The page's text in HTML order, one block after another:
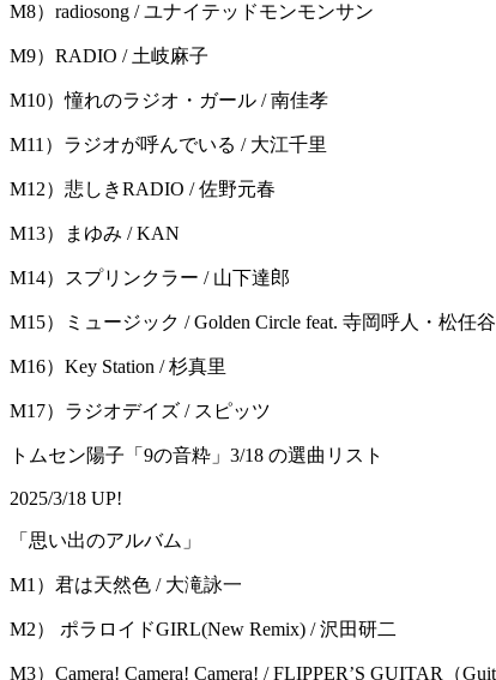
M8）radiosong / ユナイテッドモンモンサン
M9）RADIO / 土岐麻子
M10）憧れのラジオ・ガール / 南佳孝
M11）ラジオが呼んでいる / 大江千里
M12）悲しきRADIO / 佐野元春
M13）まゆみ / KAN
M14）スプリンクラー / 山下達郎
M15）ミュージック / Golden Circle feat. 寺岡呼人・松任
M16）Key Station / 杉真里
M17）ラジオデイズ / スピッツ
トムセン陽子「9の音粋」3/18 の選曲リスト
2025/3/18 UP!
「思い出のアルバム」
M1）君は天然色 / 大滝詠一
M2） ポラロイドGIRL(New Remix) / 沢田研二
M3）Camera! Camera! Camera! / FLIPPER’S GUITAR（